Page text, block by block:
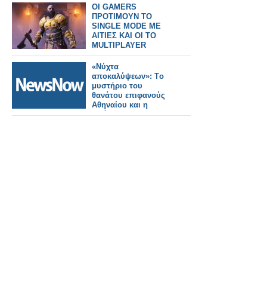
OI GAMERS
ΠΡΟΤΙΜΟΥΝ ΤΟ
SINGLE MODE ΜΕ
ΑΙΤΙΕΣ ΚΑΙ ΟΙ ΤΟ
MULTIPLAYER
«Νύχτα
αποκαλύψεων»: Tο
μυστήριο του
θανάτου επιφανούς
Αθηναίου και η
υπόθεση του «Dr.